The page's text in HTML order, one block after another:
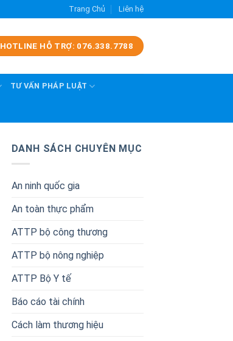
Trang Chủ Liên hệ
HOTLINE HỖ TRỢ: 076.338.7788
TƯ VẤN PHÁP LUẬT
DANH SÁCH CHUYÊN MỤC
An ninh quốc gia
An toàn thực phẩm
ATTP bộ công thương
ATTP bộ nông nghiệp
ATTP Bộ Y tế
Báo cáo tài chính
Cách làm thương hiệu